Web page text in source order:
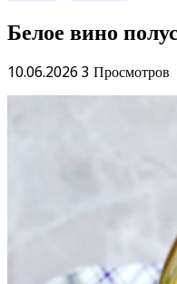
Белое вино
10.06.2026 3 Просмотров